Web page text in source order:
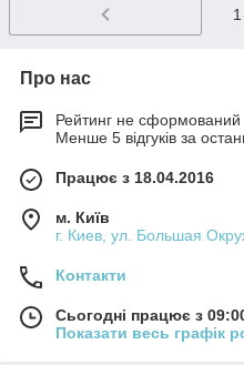
1
Про нас
Рейтинг не сформований
Менше 5 відгуків за
Працює з 18.04.2016
м. Київ
г. Киев, ул. Большая
Контакти
Сьогодні працює з
Показати весь графік